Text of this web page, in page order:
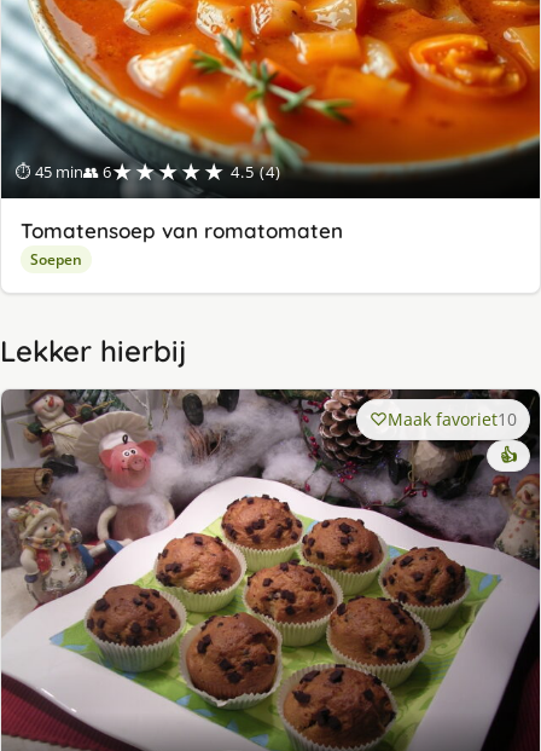
⏱ 45 min👥 6★★★★★ 4.5 (4)
Tomatensoep van romatomaten
Soepen
Lekker hierbij
Maak favoriet10
👍